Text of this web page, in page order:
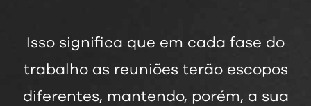
Isso significa que em cada fase do
trabalho as reuniões terão escopos
diferentes, mantendo, porém, a sua